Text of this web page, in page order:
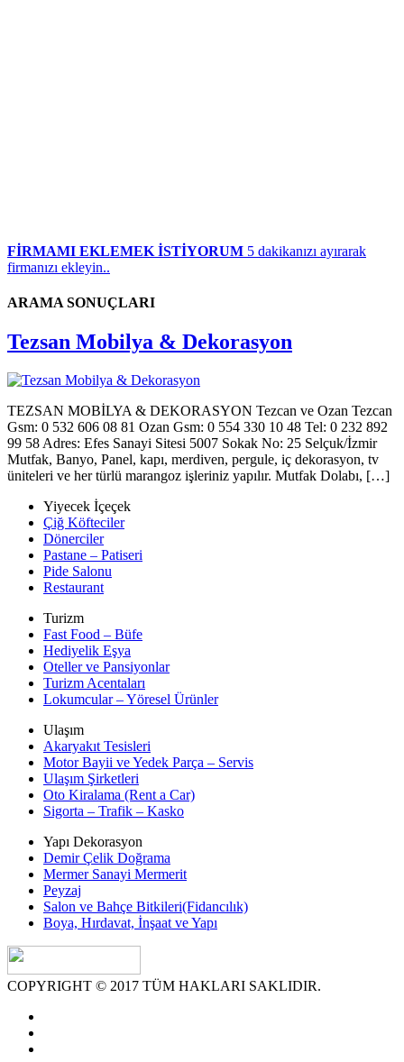
FİRMAMI EKLEMEK İSTİYORUM 5 dakikanızı ayırarak
firmanızı ekleyin..
ARAMA SONUÇLARI
Tezsan Mobilya & Dekorasyon
TEZSAN MOBİLYA & DEKORASYON Tezcan ve Ozan Tezcan
Gsm: 0 532 606 08 81 Ozan Gsm: 0 554 330 10 48 Tel: 0 232 892
99 58 Adres: Efes Sanayi Sitesi 5007 Sokak No: 25 Selçuk/İzmir
Mutfak, Banyo, Panel, kapı, merdiven, pergule, iç dekorasyon, tv
üniteleri ve her türlü marangoz işleriniz yapılır. Mutfak Dolabı, […]
Yiyecek İçeçek
Çiğ Köfteciler
Dönerciler
Pastane – Patiseri
Pide Salonu
Restaurant
Turizm
Fast Food – Büfe
Hediyelik Eşya
Oteller ve Pansiyonlar
Turizm Acentaları
Lokumcular – Yöresel Ürünler
Ulaşım
Akaryakıt Tesisleri
Motor Bayii ve Yedek Parça – Servis
Ulaşım Şirketleri
Oto Kiralama (Rent a Car)
Sigorta – Trafik – Kasko
Yapı Dekorasyon
Demir Çelik Doğrama
Mermer Sanayi Mermerit
Peyzaj
Salon ve Bahçe Bitkileri(Fidancılık)
Boya, Hırdavat, İnşaat ve Yapı
COPYRIGHT © 2017 TÜM HAKLARI SAKLIDIR.